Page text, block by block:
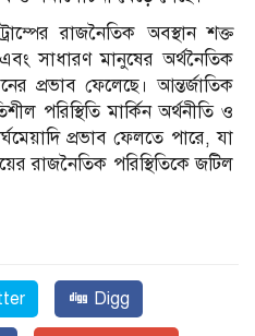
রাজনৈতিক অবস্থান শক্ত
সাধারণ মানুষের অর্থনৈতিক
প্রভাব ফেলেছে। আন্তর্জাতিক
পরিস্থিতি মার্কিন অর্থনীতি ও
প্রভাব ফেলতে পারে, যা
রাজনৈতিক পরিস্থিতিকে জটিল
Digg